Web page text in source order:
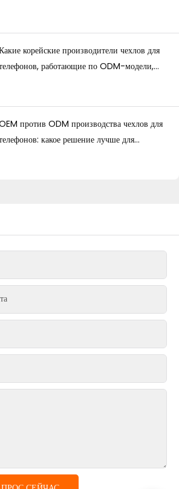
корейские производители чехлов для
работающие по ODM-модели,
против ODM производства чехлов для
какое решение лучше для